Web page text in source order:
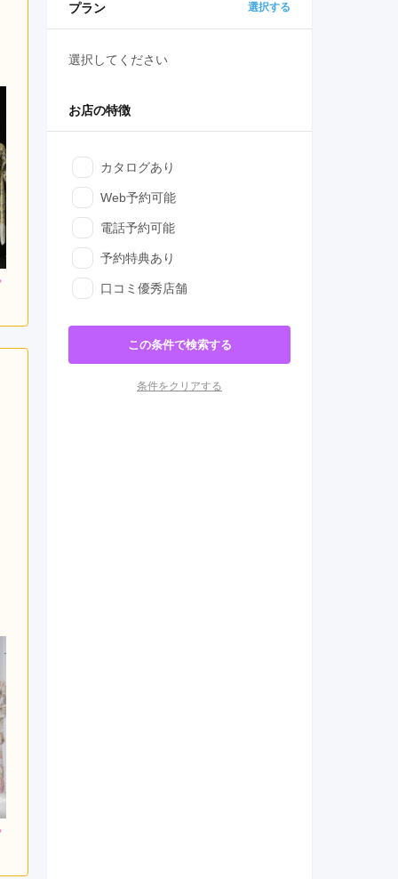
プラン 選択する
選択してください
お店の特徴
カタログあり
Web予約可能
電話予約可能
予約特典あり
口コミ優秀店舗
この条件で検索する
条件をクリアする